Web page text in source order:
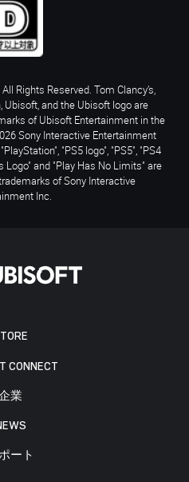
CONNECT
業
ート
Rights Reserved. Tom Clancy’s,
Ubisoft, and the Ubisoft logo are
of Ubisoft Entertainment in the
Sony Interactive Entertainment
"PS5 logo", "PS5", "PS4
Logo" and "Play Has No Limits" are
of Sony Interactive
Inc.